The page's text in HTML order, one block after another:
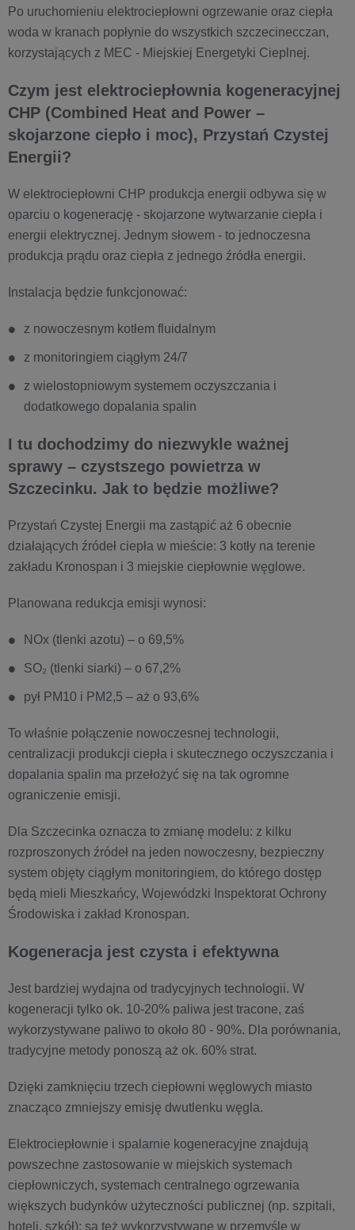
Po uruchomieniu elektrociepłowni ogrzewanie oraz ciepła
woda w kranach popłynie do wszystkich szczecinecczan,
korzystających z MEC - Miejskiej Energetyki Cieplnej.
Czym jest elektrociepłownia kogeneracyjnej
CHP (Combined Heat and Power –
skojarzone ciepło i moc), Przystań Czystej
Energii?
W elektrociepłowni CHP produkcja energii odbywa się w
oparciu o kogenerację - skojarzone wytwarzanie ciepła i
energii elektrycznej. Jednym słowem - to jednoczesna
produkcja prądu oraz ciepła z jednego źródła energii.
Instalacja będzie funkcjonować:
z nowoczesnym kotłem fluidalnym
z monitoringiem ciągłym 24/7
z wielostopniowym systemem oczyszczania i
dodatkowego dopalania spalin
I tu dochodzimy do niezwykle ważnej
sprawy – czystszego powietrza w
Szczecinku. Jak to będzie możliwe?
Przystań Czystej Energii ma zastąpić aż 6 obecnie
działających źródeł ciepła w mieście: 3 kotły na terenie
zakładu Kronospan i 3 miejskie ciepłownie węglowe.
Planowana redukcja emisji wynosi:
NOx (tlenki azotu) – o 69,5%
SO₂ (tlenki siarki) – o 67,2%
pył PM10 i PM2,5 – aż o 93,6%
To właśnie połączenie nowoczesnej technologii,
centralizacji produkcji ciepła i skutecznego oczyszczania i
dopalania spalin ma przełożyć się na tak ogromne
ograniczenie emisji.
Dla Szczecinka oznacza to zmianę modelu: z kilku
rozproszonych źródeł na jeden nowoczesny, bezpieczny
system objęty ciągłym monitoringiem, do którego dostęp
będą mieli Mieszkańcy, Wojewódzki Inspektorat Ochrony
Środowiska i zakład Kronospan.
Kogeneracja jest czysta i efektywna
Jest bardziej wydajna od tradycyjnych technologii. W
kogeneracji tylko ok. 10-20% paliwa jest tracone, zaś
wykorzystywane paliwo to około 80 - 90%. Dla porównania,
tradycyjne metody ponoszą aż ok. 60% strat.
Dzięki zamknięciu trzech ciepłowni węglowych miasto
znacząco zmniejszy emisję dwutlenku węgla.
Elektrociepłownie i spalarnie kogeneracyjne znajdują
powszechne zastosowanie w miejskich systemach
ciepłowniczych, systemach centralnego ogrzewania
większych budynków użyteczności publicznej (np. szpitali,
hoteli, szkół); są też wykorzystywane w przemyśle w